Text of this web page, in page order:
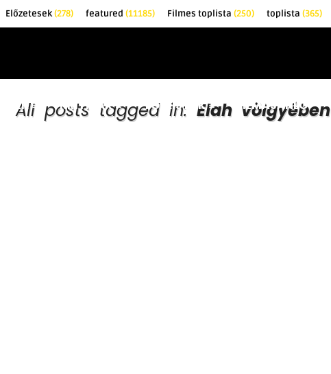
Előzetesek(278) featured (11185) Filmes toplista (250) toplista (365)
KRITIKÁK TOPLISTÁK FILMAJÁNLÓ
All posts tagged in: Elah völgyében